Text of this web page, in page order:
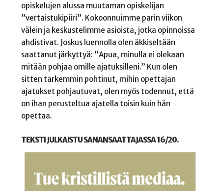
opiskelujen alussa muutaman opiskelijan
”vertaistukipiiri”. Kokoonnuimme parin viikon
välein ja keskustelimme asioista, jotka opinnoissa
ahdistivat. Joskus luennolla olen äkkiseltään
saattanut järkyttyä: ”Apua, minulla ei olekaan
mitään pohjaa omille ajatuksilleni.” Kun olen
sitten tarkemmin pohtinut, mihin opettajan
ajatukset pohjautuvat, olen myös todennut, että
on ihan perusteltua ajatella toisin kuin hän
opettaa.
TEKSTI JULKAISTU SANANSAATTAJASSA 16/20.